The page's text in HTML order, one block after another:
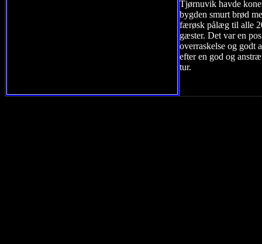
Tjørnuvik havde
bygden smurt brød
færøsk pålæg til alle
gæster. Det var en
overraskelse og godt
efter en god og
tur.